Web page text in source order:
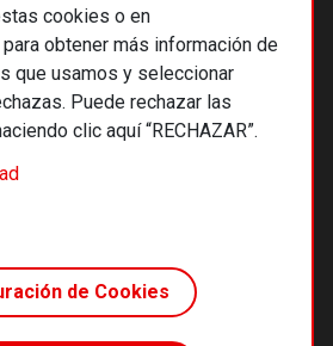
cookies o en
para obtener más información de
que usamos y seleccionar
Puede rechazar las
clic aquí “RECHAZAR”.
de Cookies
económicas SCCL
y condiciones de uso
de cookies
editoriales